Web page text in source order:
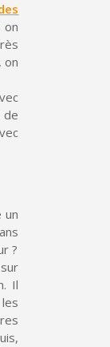
250€ d'achats
d'achat
on
on
de
un
?
Il